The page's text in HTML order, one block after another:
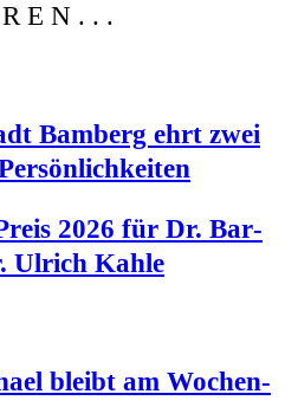
Bam­berg ehrt zwei
2026 für Dr. Bar­
Ulrich Kahle
bleibt am Wochen­